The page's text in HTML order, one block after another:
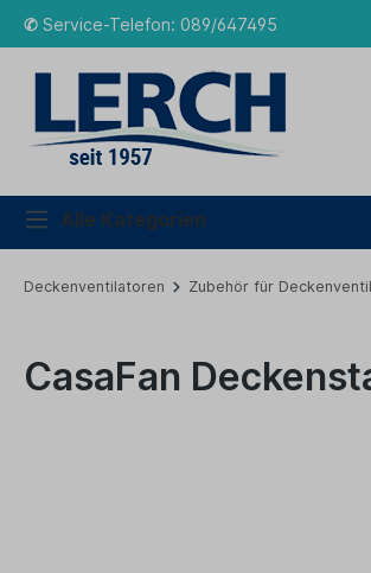
✆ Service-Telefon: 089/647495
Alle Kategorien
Deckenventilatoren Zubehör für
CasaFan